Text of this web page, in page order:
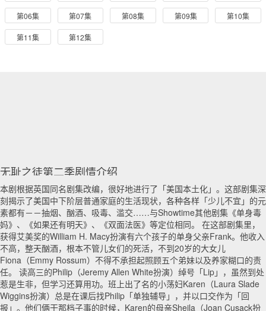
第06集 第07集 第08集 第09集 第10集
第11集 第12集
无耻之徒第二季剧情介绍
本剧根据英国同名剧集改编，很好地进行了「美国本土化」。这部剧集深
刻揭示了美国中下阶层普通家庭的生活现状，各种各样「少儿不宜」的元
素都有－－抽烟、酗酒、吸毒、滥交……与Showtime其他剧集《单身毒
妈》、《如果还有明天》、《双面法医》等定位相同。 在这部剧集里，
获得艾美奖的William H. Macy扮演有六个孩子的单身父亲Frank。他收入
不高，整天酗酒，根本不管儿女们的死活，不到20岁的大女儿
Fiona（Emmy Rossum）不得不承担起照顾五个弟妹以及养家糊口的责
任。 读高三的Philip（Jeremy Allen White扮演）绰号「Lip」，虽然到处
惹是生非，但学习还算用功。班上出了名的小荡妇Karen（Laura Slade
Wiggins扮演）总是在课后找Philip「单独辅导」，并以口交作为「回
报」。他们俩干那档子事的时候，Karen的母亲Sheila（Joan Cusack扮